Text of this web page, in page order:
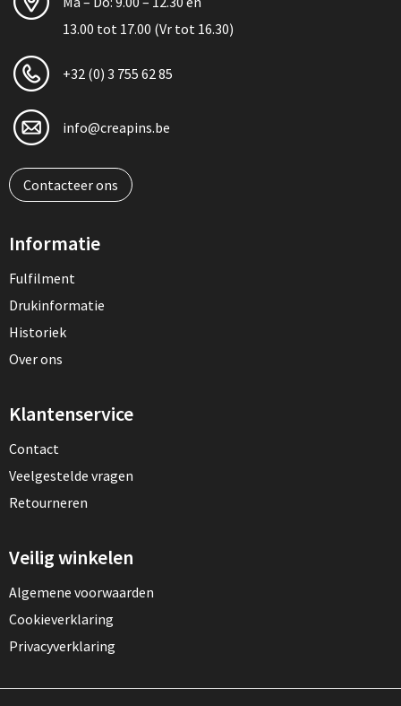
13.00 tot 17.00 (Vr tot 16.30)
+32 (0) 3 755 62 85
info@creapins.be
Contacteer ons
Informatie
Fulfilment
Drukinformatie
Historiek
Over ons
Klantenservice
Contact
Veelgestelde vragen
Retourneren
Veilig winkelen
Algemene voorwaarden
Cookieverklaring
Privacyverklaring